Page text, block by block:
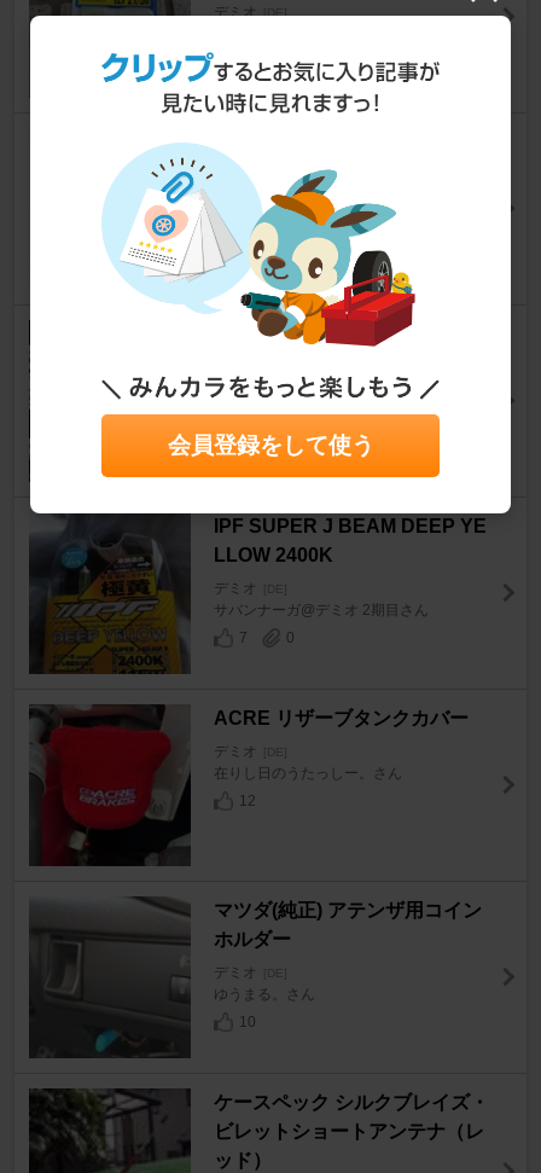
デミオ [DE]
4
0
デミオ
室樹 棗さん
PIAA CELEST WHITE 3200 H
デミオ [DE]
skypapaさん
3
0
IPF SUPER J BEAM DEEP YE
LLOW 2400K
デミオ [DE]
サバンナーガ@デミオ 2期目さん
7
0
ACRE リザーブタンクカバー
デミオ [DE]
在りし日のうたっしー。さん
12
マツダ(純正) アテンザ用コイン
ホルダー
デミオ [DE]
ゆうまる。さん
10
ケースペック シルクブレイズ・
ビレットショートアンテナ（レ
ッド）
会員登録をして使う